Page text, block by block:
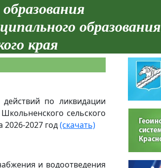
образования
края
по ликвидации
сельского
2027 год(скачать)
и водоотведения